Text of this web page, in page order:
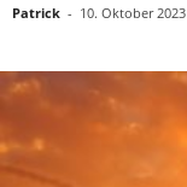
Patrick - 10. Oktober 2023